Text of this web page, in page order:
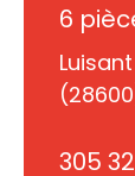
6
Luisant
305